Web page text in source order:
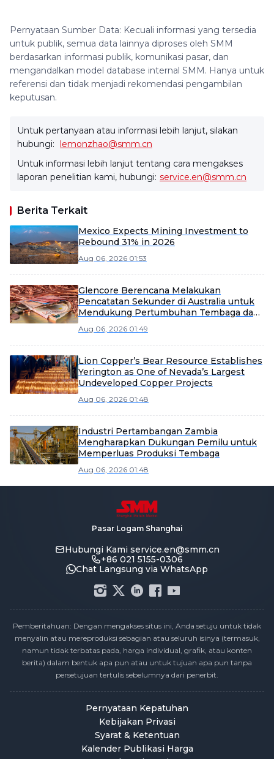
Pernyataan Sumber Data: Kecuali informasi yang tersedia
untuk publik, semua data lainnya diproses oleh SMM
berdasarkan informasi publik, komunikasi pasar, dan
mengandalkan model database internal SMM. Hanya untuk
referensi dan tidak menjadi rekomendasi pengambilan
keputusan.
Untuk pertanyaan atau informasi lebih lanjut, silakan
hubungi: lemonzhao@smm.cn
Untuk informasi lebih lanjut tentang cara mengakses
laporan penelitian kami, hubungi: service.en@smm.cn
Berita Terkait
Mexico Expects Mining Investment to
Rebound 31% in 2026
Aug 06, 2026 01:53
Glencore Berencana Melakukan
Pencatatan Sekunder di Australia untuk
Mendukung Pertumbuhan Tembaga dan
Aug 06, 2026 01:49
Lion Copper’s Bear Resource Establishes
Yerington as One of Nevada’s Largest
Undeveloped Copper Projects
Aug 06, 2026 01:48
Industri Pertambangan Zambia
Mengharapkan Dukungan Pemilu untuk
Memperluas Produksi Tembaga
Aug 06, 2026 01:48
Pasar Logam Shanghai
Hubungi Kami service.en@smm.cn
+86 021 5155-0306
Chat Langsung via WhatsApp
Pemberitahuan: Dengan mengakses situs ini, Anda setuju untuk tidak
menyalin atau mereproduksi sebagian atau seluruh isinya (termasuk,
namun tidak terbatas pada, harga individual, grafik, atau konten
berita) dalam bentuk apa pun atau untuk tujuan apa pun tanpa
persetujuan tertulis sebelumnya dari penerbit.
Pernyataan Kepatuhan
Kebijakan Privasi
Syarat & Ketentuan
Kalender Publikasi Harga